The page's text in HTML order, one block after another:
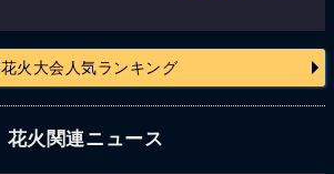
花火大会人気ランキング
花火関連ニュース